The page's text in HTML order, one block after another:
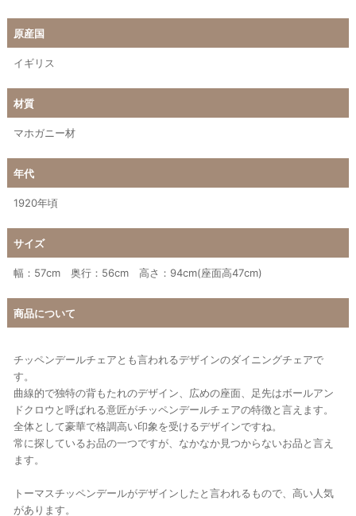
原産国
イギリス
材質
マホガニー材
年代
1920年頃
サイズ
幅：57cm 奥行：56cm 高さ：94cm(座面高47cm)
商品について
チッペンデールチェアとも言われるデザインのダイニングチェアで
す。
曲線的で独特の背もたれのデザイン、広めの座面、足先はボールアン
ドクロウと呼ばれる意匠がチッペンデールチェアの特徴と言えます。
全体として豪華で格調高い印象を受けるデザインですね。
常に探しているお品の一つですが、なかなか見つからないお品と言え
ます。
トーマスチッペンデールがデザインしたと言われるもので、高い人気
があります。